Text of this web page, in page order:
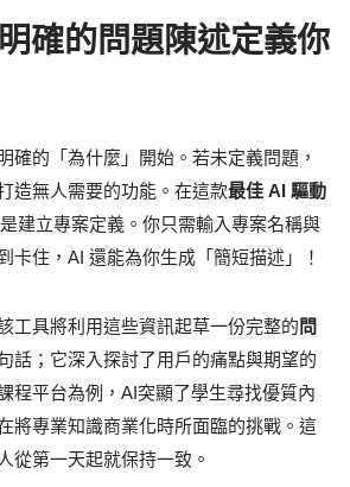
確的問題陳述定義你
確的「為什麼」開始。若未定義問題，
造無人需要的功能。在這款最佳 AI 驅動
建立專案定義。你只需輸入專案名稱與
卡住，AI 還能為你生成「簡短描述」！
工具將利用這些資訊起草一份完整的 問
話；它深入探討了用戶的痛點與期望的
程平台為例，AI突顯了學生尋找優質內
將專業知識商業化時所面臨的挑戰。這
從第一天起就保持一致。